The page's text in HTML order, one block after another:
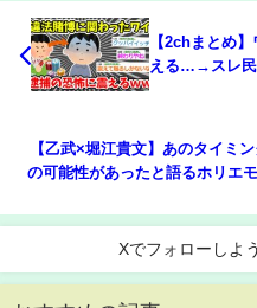
【2chまとめ
える…→スレ民
【乙武×堀江貴文】あのタイミ
の可能性があったと語るホリエ
Xでフォローしよう